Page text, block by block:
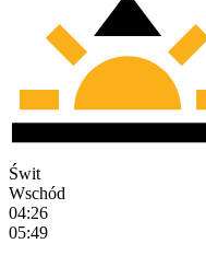
Świt
Wschód
04:26
05:49